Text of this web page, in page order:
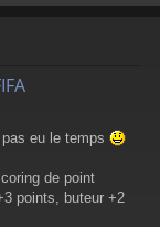
a
eu le temps
de point
points, buteur +2